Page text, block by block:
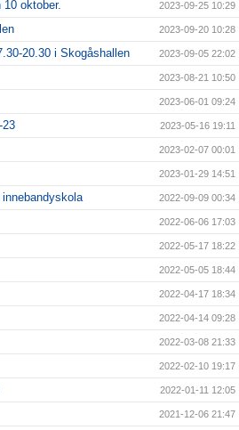
10 oktober. 2023-09-25 10:29
2023-09-20 10:28
20.30 i Skogåshallen 2023-09-05 22:02
2023-08-21 10:50
2023-06-01 09:24
23 2023-05-16 19:11
2023-02-07 00:01
2023-01-29 14:51
2022-09-09 00:34
2022-06-06 17:03
2022-05-17 18:22
2022-05-05 18:44
2022-04-17 18:34
2022-04-14 09:28
2022-03-08 21:33
2022-02-10 19:17
2022-01-11 12:05
2021-12-06 21:47